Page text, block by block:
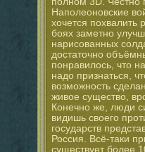
Наполеоновские
хочется похвалить
боях заметно
нарисованных
достаточно
понравилось, что
надо признаться,
возможность
живое существо,
Конечно же, люди
видишь своего
государств
Россия. Всё-таки
существует более